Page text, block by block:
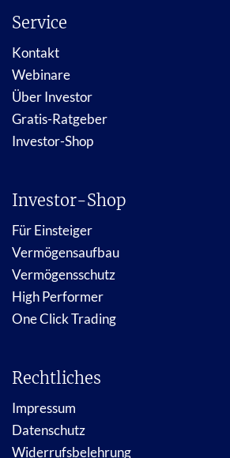
Service
Kontakt
Webinare
Über Investor
Gratis-Ratgeber
Investor-Shop
Investor-Shop
Für Einsteiger
Vermögensaufbau
Vermögensschutz
High Performer
One Click Trading
Rechtliches
Impressum
Datenschutz
Widerrufsbelehrung